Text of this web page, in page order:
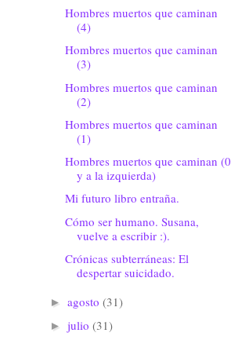
Hombres muertos que caminan
(4)
Hombres muertos que caminan
(3)
Hombres muertos que caminan
(2)
Hombres muertos que caminan
(1)
Hombres muertos que caminan (0
y a la izquierda)
Mi futuro libro entraña.
Cómo ser humano. Susana,
vuelve a escribir :).
Crónicas subterráneas: El
despertar suicidado.
► agosto (31)
► julio (31)